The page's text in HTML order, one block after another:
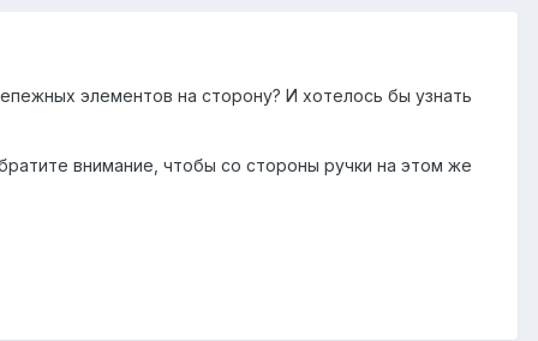
элементов на сторону? И хотелось бы узнать
внимание, чтобы со стороны ручки на этом же